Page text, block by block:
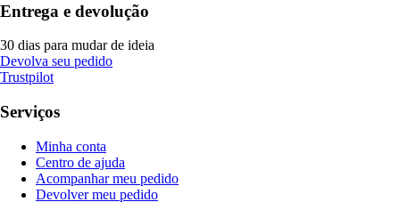
Entrega e devolução
30 dias para mudar de ideia
Devolva seu pedido
Trustpilot
Serviços
Minha conta
Centro de ajuda
Acompanhar meu pedido
Devolver meu pedido